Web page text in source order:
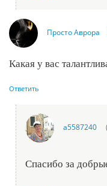
Просто Аврора
Какая у вас
Ответить
a5587240
Спасибо за